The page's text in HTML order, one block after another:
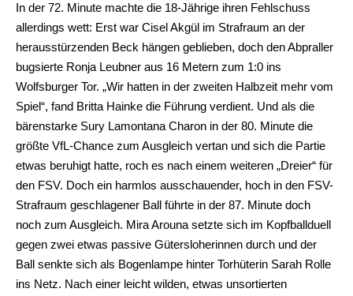
In der 72. Minute machte die 18-Jährige ihren Fehlschuss
allerdings wett: Erst war Cisel Akgül im Strafraum an der
herausstürzenden Beck hängen geblieben, doch den Abpraller
bugsierte Ronja Leubner aus 16 Metern zum 1:0 ins
Wolfsburger Tor. „Wir hatten in der zweiten Halbzeit mehr vom
Spiel“, fand Britta Hainke die Führung verdient. Und als die
bärenstarke Sury Lamontana Charon in der 80. Minute die
größte VfL-Chance zum Ausgleich vertan und sich die Partie
etwas beruhigt hatte, roch es nach einem weiteren „Dreier“ für
den FSV. Doch ein harmlos ausschauender, hoch in den FSV-
Strafraum geschlagener Ball führte in der 87. Minute doch
noch zum Ausgleich. Mira Arouna setzte sich im Kopfballduell
gegen zwei etwas passive Gütersloherinnen durch und der
Ball senkte sich als Bogenlampe hinter Torhüterin Sarah Rolle
ins Netz. Nach einer leicht wilden, etwas unsortierten